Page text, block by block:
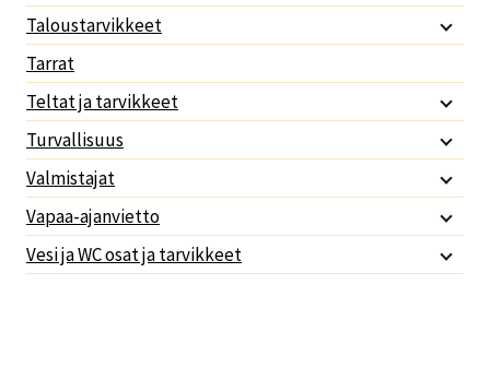
Taloustarvikkeet
Tarrat
Teltat ja tarvikkeet
Turvallisuus
Valmistajat
Vapaa-ajanvietto
Vesi ja WC osat ja tarvikkeet